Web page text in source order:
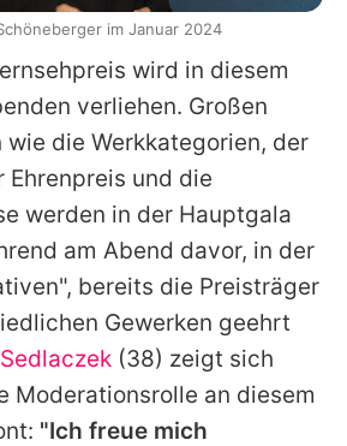
wird in diesem
verliehen. Großen
wie die Werkkategorien, der
Ehrenpreis und die
werden in der Hauptgala
am Abend davor, in der
bereits die Preisträger
Gewerken geehrt
(38) zeigt sich
Moderationsrolle an diesem
"Ich freue mich
im Januar 2024